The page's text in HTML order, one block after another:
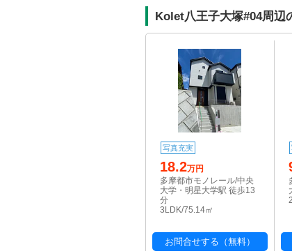
Kolet八王子大塚#04周辺
写真充実
18.2万円
多摩都市モノレール/中央
大学・明星大学駅 徒歩13
分
3LDK/75.14㎡
お問合せする（無料）